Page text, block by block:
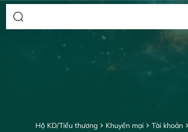
Hộ KD/Tiểu thương Khuyến mại Tài khoản